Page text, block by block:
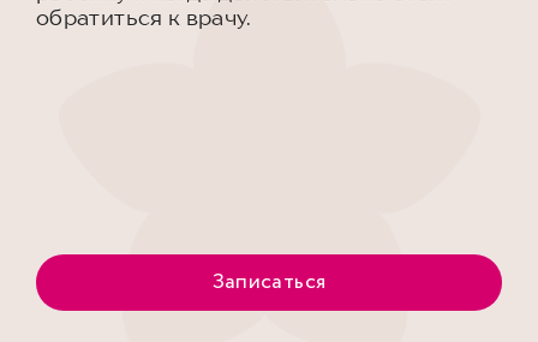
обратиться к врачу.
Записаться